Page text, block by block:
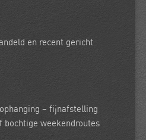
en recent gericht
– fijnafstelling
weekendroutes